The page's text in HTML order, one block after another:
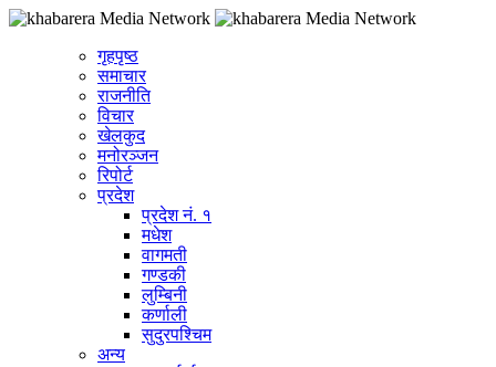
गृहपृष्ठ
समाचार
राजनीति
विचार
खेलकुद
मनोरञ्जन
रिपोर्ट
प्रदेश
प्रदेश नं. १
मधेश
वागमती
गण्डकी
लुम्बिनी
कर्णाली
सुदुरपश्चिम
अन्य